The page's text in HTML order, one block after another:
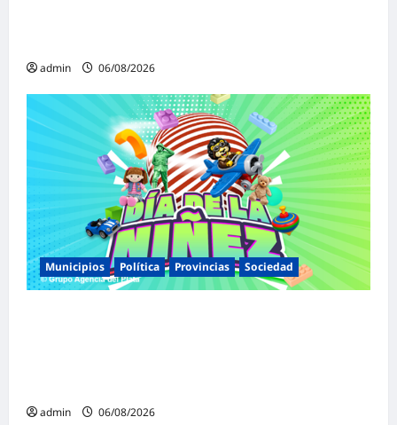
admin 06/08/2026
Municipios Política Provincias Sociedad
admin 06/08/2026